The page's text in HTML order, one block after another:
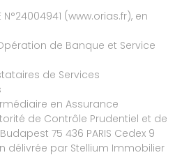
N°24004941 (www.orias.fr), en
de Banque et Service
de Services
en Assurance
de Contrôle Prudentiel et de
75 436 PARIS Cedex 9
délivrée par Stellium Immobilier